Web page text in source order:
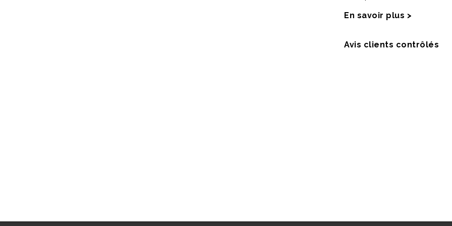
En savoir plus >
Avis clients contrôlés